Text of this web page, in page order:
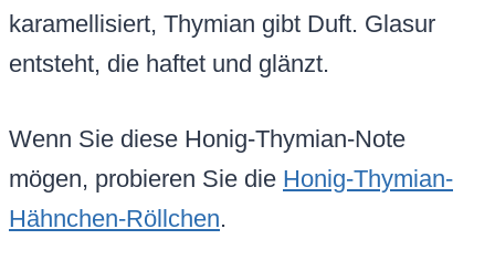
karamellisiert, Thymian gibt Duft. Glasur
entsteht, die haftet und glänzt.
Wenn Sie diese Honig-Thymian-Note
mögen, probieren Sie die Honig-Thymian-
Hähnchen-Röllchen.